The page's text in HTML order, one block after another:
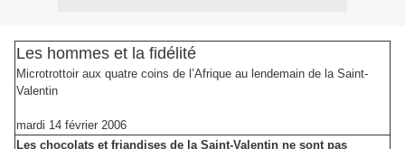
Les hommes et la fidélité
Microtrottoir aux quatre coins de l’Afrique au lendemain de la Saint-
Valentin
mardi 14 février 2006
Les chocolats et friandises de la Saint-Valentin ne sont pas